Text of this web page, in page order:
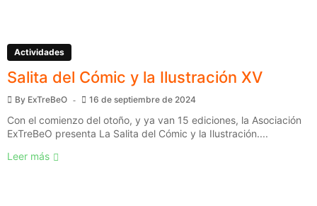
Actividades
Salita del Cómic y la Ilustración XV
By ExTreBeO 16 de septiembre de 2024
Con el comienzo del otoño, y ya van 15 ediciones, la Asociación
ExTreBeO presenta La Salita del Cómic y la Ilustración....
Leer más